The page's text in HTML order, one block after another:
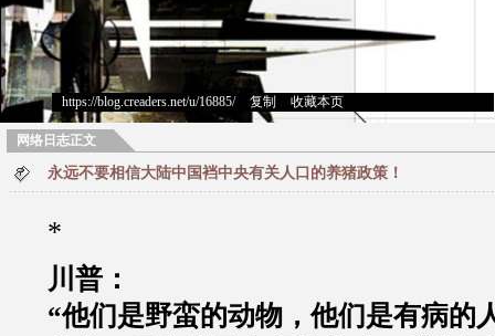
https://blog.creaders.net/u/16885/> 复制 收藏本页
网络日志正文
永远不要相信大陆中国裆中央有关人口的养猪政策！
*
川普：
“他们是野蛮的动物，他们是有病的